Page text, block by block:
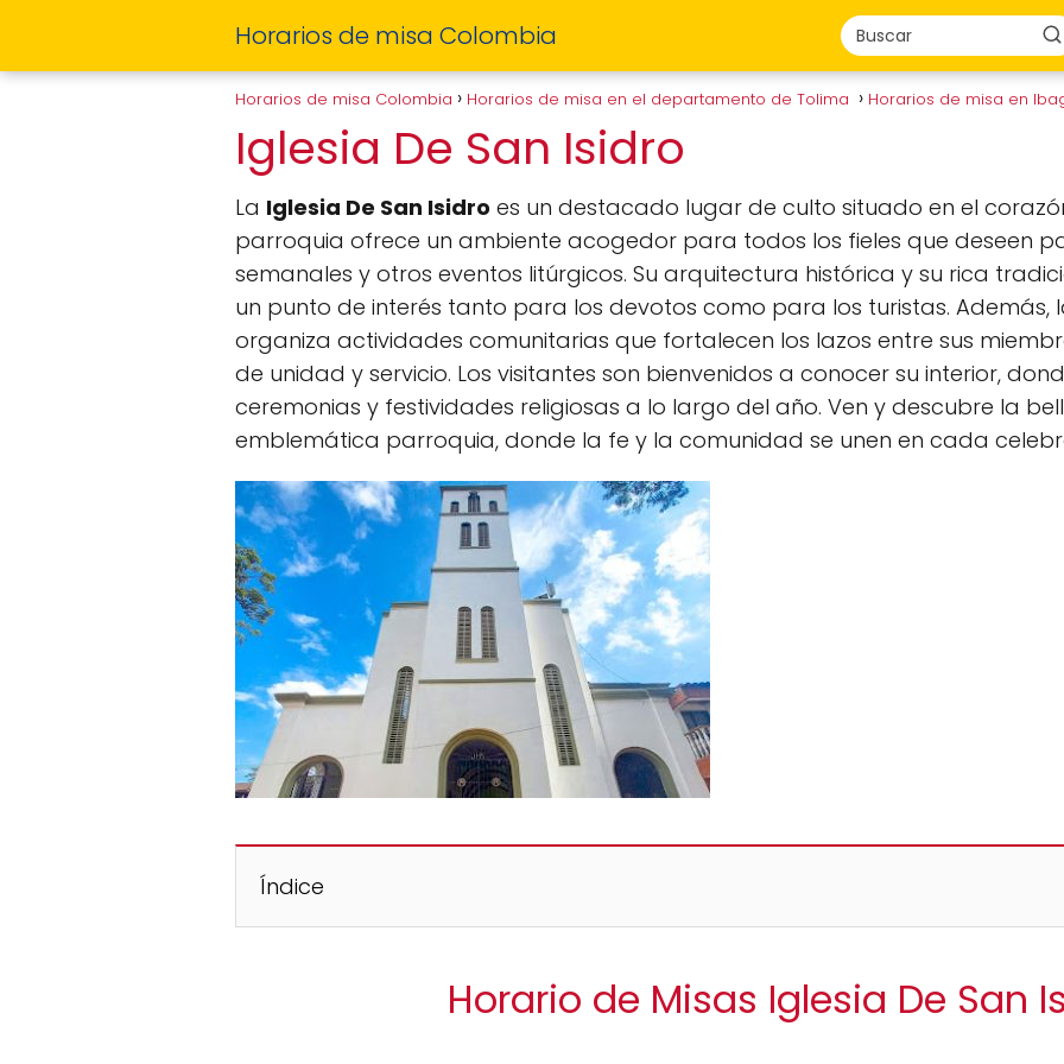
Horarios de misa Colombia
Horarios de misa Colombia Horarios de misa en el departamento de Tolima Horarios de misa en
Iglesia De San Isidro
La Iglesia De San Isidro es un destacado lugar de culto situado en el
parroquia ofrece un ambiente acogedor para todos los fieles que deseen
semanales y otros eventos litúrgicos. Su arquitectura histórica y su rica
un punto de interés tanto para los devotos como para los turistas. Además,
organiza actividades comunitarias que fortalecen los lazos entre sus
de unidad y servicio. Los visitantes son bienvenidos a conocer su interior,
ceremonias y festividades religiosas a lo largo del año. Ven y descubre la
emblemática parroquia, donde la fe y la comunidad se unen en cada
Índice
Horario de Misas Iglesia De San